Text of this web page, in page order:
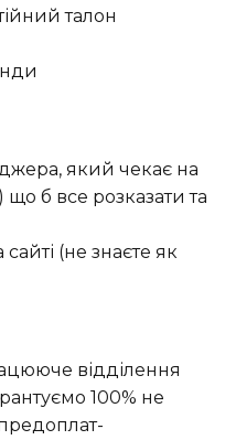
талон
який чекає на
б все розказати та
(не знаєте як
відділення
100% не